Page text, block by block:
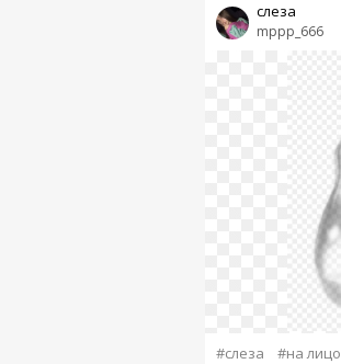
mppp_666
слеза
#слеза #на лицо